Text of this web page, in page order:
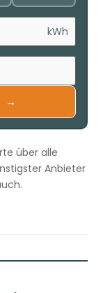
kWh
→
über alle
Anbieter